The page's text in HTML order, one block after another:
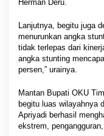
Herman Deru.
Lanjutnya, begitu juga
menurunkan angka
tidak terlepas dari
angka stunting
persen,” urainya.
Mantan Bupati OKU
begitu luas wilayahnya
Apriyadi berhasil
ekstrem,